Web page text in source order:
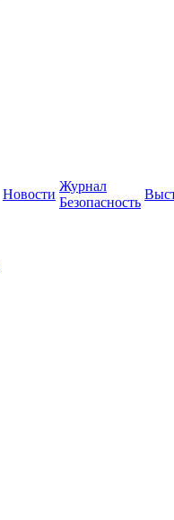
Новости
Журнал
Безопасность